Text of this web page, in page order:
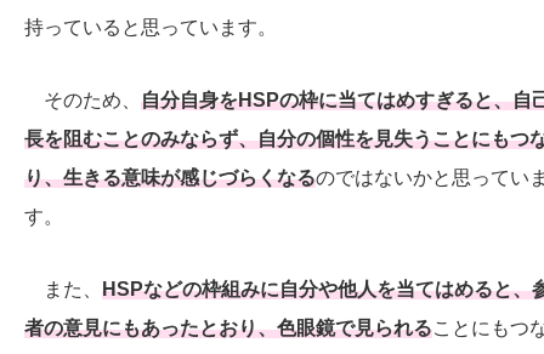
持っていると思っています。
そのため、 自分自身をHSPの枠に当てはめすぎると、自
長を阻むことのみならず、自分の個性を見失うことにもつ
り、生きる意味が感じづらくなるのではないかと思ってい
す。
また、 HSPなどの枠組みに自分や他人を当てはめると、
者の意見にもあったとおり、色眼鏡で見られることにもつ